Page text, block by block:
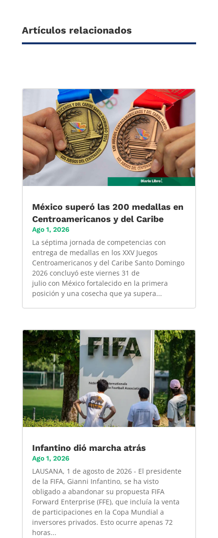
Artículos relacionados
México superó las 200 medallas en
Centroamericanos y del Caribe
Ago 1, 2026
La séptima jornada de competencias con
entrega de medallas en los XXV Juegos
Centroamericanos y del Caribe Santo Domingo
2026 concluyó este viernes 31 de
julio con México fortalecido en la primera
posición y una cosecha que ya supera...
Infantino dió marcha atrás
Ago 1, 2026
LAUSANA, 1 de agosto de 2026 - El presidente
de la FIFA, Gianni Infantino, se ha visto
obligado a abandonar su propuesta FIFA
Forward Enterprise (FFE), que incluía la venta
de participaciones en la Copa Mundial a
inversores privados. Esto ocurre apenas 72
horas...